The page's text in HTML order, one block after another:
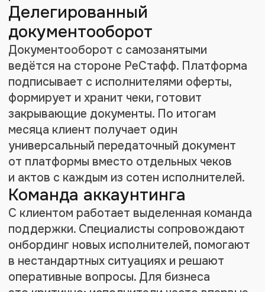
Один договор с платформой
вместо сотен с отдельными
исполнителями.
Документооборот и чеки
полностью на стороне РеСтафф
Закрывающие
документы
Один УПД в месяц
от платформывместо
отдельных чеков с каждым
Скорость
Перевод всей команды
самозанятых на генподрядную
модельзанял неделю.
Подготовка регулярных
выплат —около двух часов
вечером и пятнадцать минут
утром